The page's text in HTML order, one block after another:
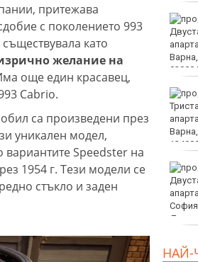
притежава
с поколението 993
като
желание на
още един красавец,
Cabrio.
са произведени през
уникален модел,
вариантите Speedster на
1954 г. Тези модели се
стъкло и заден
Седмичен хороскоп 10
август - 16 август 2026
Полицията във Варна
съвети към
плажуващите
Черно море представи
есента
НАЙ-